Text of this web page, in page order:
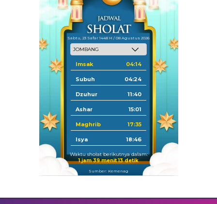
Sabtu, 23 Safar 1448 H / 08 Agustus 2026
Imsak 04:14
Subuh 04:24
Dzuhur 11:40
Ashar 15:01
Maghrib 17:35
Isya 18:46
Waktu sholat berikutnya dalam:
1 jam 39 menit 12 detik
Sumber: Kemenag